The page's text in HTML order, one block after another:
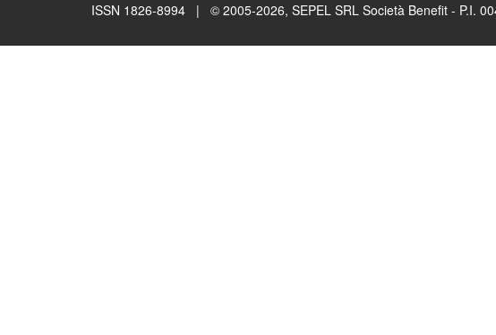
ISSN 1826-8994 | © 2005-2026, SEPEL SRL Società Benefit - P.I.